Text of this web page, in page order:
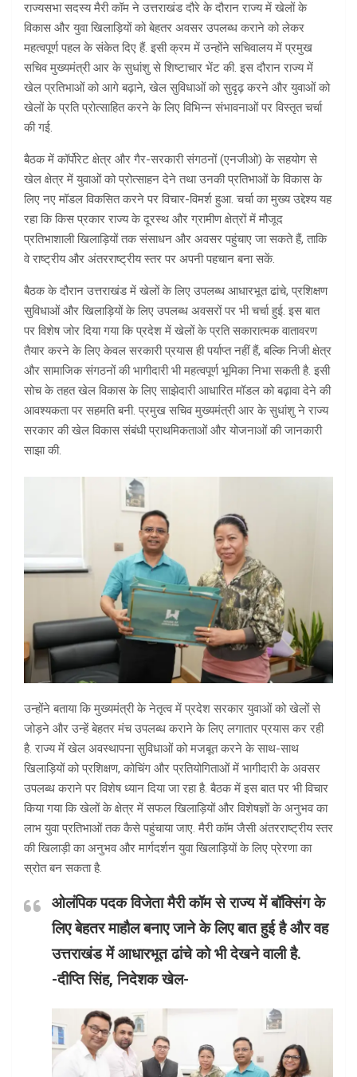
राज्यसभा सदस्य मैरी कॉम ने उत्तराखंड दौरे के दौरान राज्य में खेलों के
विकास और युवा खिलाड़ियों को बेहतर अवसर उपलब्ध कराने को लेकर
महत्वपूर्ण पहल के संकेत दिए हैं. इसी क्रम में उन्होंने सचिवालय में प्रमुख
सचिव मुख्यमंत्री आर के सुधांशु से शिष्टाचार भेंट की. इस दौरान राज्य में
खेल प्रतिभाओं को आगे बढ़ाने, खेल सुविधाओं को सुदृढ़ करने और युवाओं को
खेलों के प्रति प्रोत्साहित करने के लिए विभिन्न संभावनाओं पर विस्तृत चर्चा
की गई.
बैठक में कॉर्पोरेट क्षेत्र और गैर-सरकारी संगठनों (एनजीओ) के सहयोग से
खेल क्षेत्र में युवाओं को प्रोत्साहन देने तथा उनकी प्रतिभाओं के विकास के
लिए नए मॉडल विकसित करने पर विचार-विमर्श हुआ. चर्चा का मुख्य उद्देश्य यह
रहा कि किस प्रकार राज्य के दूरस्थ और ग्रामीण क्षेत्रों में मौजूद
प्रतिभाशाली खिलाड़ियों तक संसाधन और अवसर पहुंचाए जा सकते हैं, ताकि
वे राष्ट्रीय और अंतरराष्ट्रीय स्तर पर अपनी पहचान बना सकें.
बैठक के दौरान उत्तराखंड में खेलों के लिए उपलब्ध आधारभूत ढांचे, प्रशिक्षण
सुविधाओं और खिलाड़ियों के लिए उपलब्ध अवसरों पर भी चर्चा हुई. इस बात
पर विशेष जोर दिया गया कि प्रदेश में खेलों के प्रति सकारात्मक वातावरण
तैयार करने के लिए केवल सरकारी प्रयास ही पर्याप्त नहीं हैं, बल्कि निजी क्षेत्र
और सामाजिक संगठनों की भागीदारी भी महत्वपूर्ण भूमिका निभा सकती है. इसी
सोच के तहत खेल विकास के लिए साझेदारी आधारित मॉडल को बढ़ावा देने की
आवश्यकता पर सहमति बनी. प्रमुख सचिव मुख्यमंत्री आर के सुधांशु ने राज्य
सरकार की खेल विकास संबंधी प्राथमिकताओं और योजनाओं की जानकारी
साझा की.
उन्होंने बताया कि मुख्यमंत्री के नेतृत्व में प्रदेश सरकार युवाओं को खेलों से
जोड़ने और उन्हें बेहतर मंच उपलब्ध कराने के लिए लगातार प्रयास कर रही
है. राज्य में खेल अवस्थापना सुविधाओं को मजबूत करने के साथ-साथ
खिलाड़ियों को प्रशिक्षण, कोचिंग और प्रतियोगिताओं में भागीदारी के अवसर
उपलब्ध कराने पर विशेष ध्यान दिया जा रहा है. बैठक में इस बात पर भी विचार
किया गया कि खेलों के क्षेत्र में सफल खिलाड़ियों और विशेषज्ञों के अनुभव का
लाभ युवा प्रतिभाओं तक कैसे पहुंचाया जाए. मैरी कॉम जैसी अंतरराष्ट्रीय स्तर
की खिलाड़ी का अनुभव और मार्गदर्शन युवा खिलाड़ियों के लिए प्रेरणा का
स्रोत बन सकता है.
ओलंपिक पदक विजेता मैरी कॉम से राज्य में बॉक्सिंग के
लिए बेहतर माहौल बनाए जाने के लिए बात हुई है और वह
उत्तराखंड में आधारभूत ढांचे को भी देखने वाली है.
-दीप्ति सिंह, निदेशक खेल-